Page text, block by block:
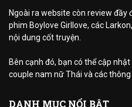
Ngoài ra website còn review đầy
phim Boylove Girllove, các
nội dung cốt truyện.
Bên cạnh đó, bạn có thể cập
couple nam nữ Thái và các
DANH MỤC NỔI BẬT